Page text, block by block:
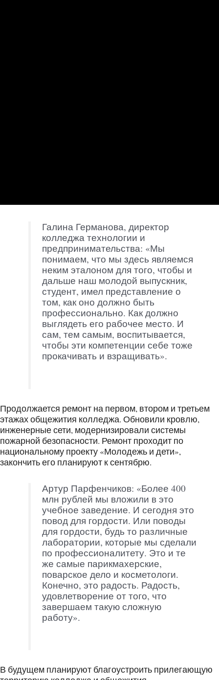
Галина Германова, директор
колледжа технологии и
предпринимательства: «Мы
понимаем, что мы здесь являемся
неким эталоном для того, чтобы и
дальше наш молодой выпускник,
студент, имел представление о
том, как оно должно быть
профессионально. Как должно
выглядеть его рабочее место. И
сам, тем самым, воспитывается,
чтобы эти компетенции себе тоже
прокачивать и взращивать».
Продолжается ремонт на первом, втором и третьем
этажах общежития колледжа. Обновили кровлю,
инженерные сети, модернизировали системы
пожарной безопасности. Ремонт проходит по
национальному проекту «Молодежь и дети»,
закончить его планируют к сентябрю.
Артур Парфенчиков: «Более 400
млн рублей мы вложили в это
учебное заведение. И сегодня это
повод для гордости. Или поводы
для гордости, будь то различные
лаборатории, которые мы сделали
по профессионалитету. Это и те
же самые парикмахерские,
поварское дело и косметологи.
Конечно, это радость. Радость,
удовлетворение от того, что
завершаем такую сложную
работу».
В будущем планируют благоустроить прилегающую